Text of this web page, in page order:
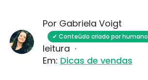
Por Gabriela Voigt
✔ Conteúdo criado por humano
leitura ·
Em: Dicas de vendas